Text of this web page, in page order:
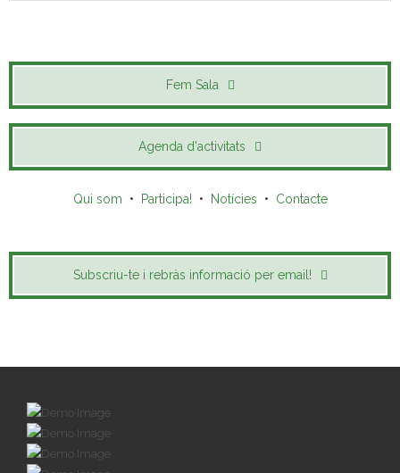
Fem Sala
Agenda d'activitats
Qui som • Participa! • Notícies • Contacte
Subscriu-te i rebràs informació per email!